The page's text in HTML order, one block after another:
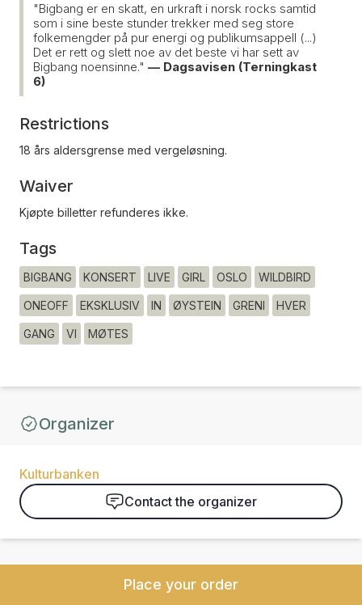
"Bigbang er en skatt, en urkraft i norsk rocks samtid
som i sine beste stunder trekker med seg store
folkemengder på pur energi og publikumsappell (...)
Det er rett og slett noe av det beste vi har sett av
Bigbang noensinne." — Dagsavisen (Terningkast
6)
Restrictions
18 års aldersgrense med vergeløsning.
Waiver
Kjøpte billetter refunderes ikke.
Tags
BIGBANG KONSERT LIVE GIRL OSLO WILDBIRD
ONEOFF EKSKLUSIV IN ØYSTEIN GRENI HVER
GANG VI MØTES
Organizer
Kulturbanken
Contact the organizer
Place your order